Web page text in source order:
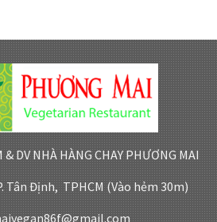
DV NHÀ HÀNG CHAY PHƯƠNG MAI
Tân Định, TPHCM (Vào hẻm 30m)